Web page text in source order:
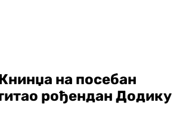
на посебан
рођендан Додику